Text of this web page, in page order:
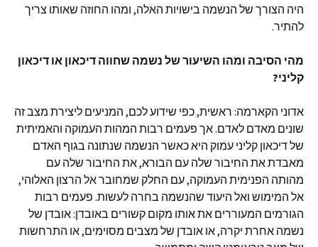
היה הצורך של הנשמה בישויות האלה, ומהו החוזה שאותו צריך
להתיר.
מהי הסיבה ומהו השיעור של נשמה שחווה דיכאון או דיכאון
קליני?
אדוני הקארמה: ראשית, כפי שידוע לכם, המניעים ליצירת מצב זה
שונים מאדם לאדם. אך פעמים רבות המהות העמוקה והאמיתית
של דיכאון קליני עמוק היא כאשר הנשמה שנתונה בגוף האדם
מאבדת את החיבור שלה עם הבורא, את החיבור שלה עם
מהותה הפנימית העמוקה, עם החלק שמחובר אל הרצון האלוהי,
אל המימוש ואל היעוד שהנשמה בחרה לעשות. פעמים רבות
הגורמים המעוררים את אותו מקום קשורים באובדן: אובדן של
נשמה אחרת יקרה, או אובדן של מצבים מסוימים, או התרחשות